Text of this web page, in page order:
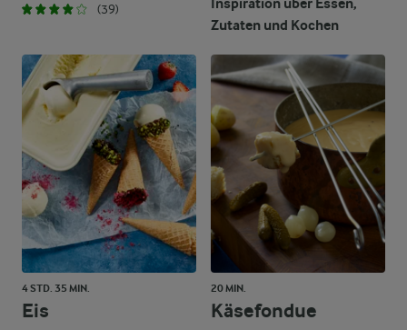
(39)
Zutaten und Kochen
4 STD. 35 MIN.
Eis
20 MIN.
Käsefondue